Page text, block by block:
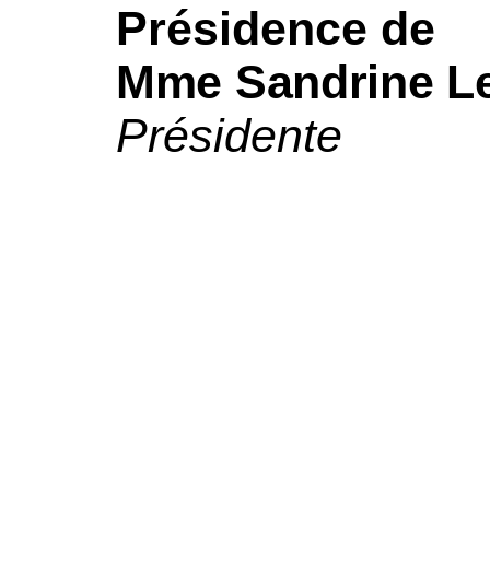
Présidence de
Mme Sandrine
Présidente